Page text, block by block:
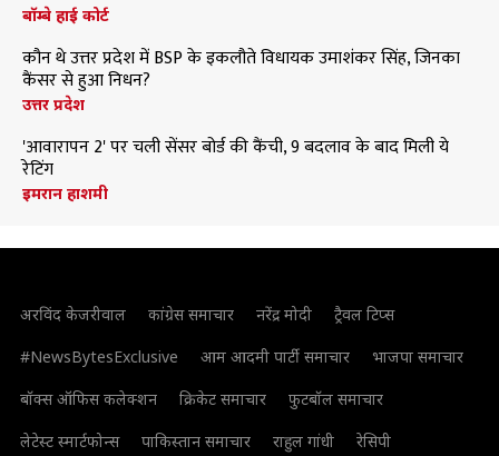
बॉम्बे हाई कोर्ट
कौन थे उत्तर प्रदेश में BSP के इकलौते विधायक उमाशंकर सिंह, जिनका
कैंसर से हुआ निधन?
उत्तर प्रदेश
'आवारापन 2' पर चली सेंसर बोर्ड की कैंची, 9 बदलाव के बाद मिली ये
रेटिंग
इमरान हाशमी
अरविंद केजरीवाल कांग्रेस समाचार नरेंद्र मोदी
ट्रैवल टिप्स
#NewsBytesExclusive
आम आदमी पार्टी समाचार
भाजपा समाचार
बॉक्स ऑफिस कलेक्शन
क्रिकेट समाचार
फुटबॉल समाचार
लेटेस्ट स्मार्टफोन्स
पाकिस्तान समाचार राहुल गांधी रेसिपी